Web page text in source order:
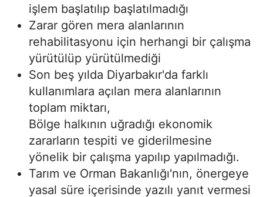
işlem başlatılıp başlatılmadığı
Zarar gören mera alanlarının
rehabilitasyonu için herhangi bir çalışma
yürütülüp yürütülmediği
Son beş yılda Diyarbakır'da farklı
kullanımlara açılan mera alanlarının
toplam miktarı,
Bölge halkının uğradığı ekonomik
zararların tespiti ve giderilmesine
yönelik bir çalışma yapılıp yapılmadığı.
Tarım ve Orman Bakanlığı'nın, önergeye
yasal süre içerisinde yazılı yanıt vermesi